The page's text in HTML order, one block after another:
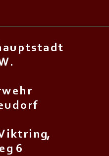
a u p t s t a d t
.
w e h r
u d o r f
i k t r i n g,
g 6